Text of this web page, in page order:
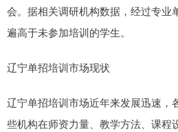
会。据相关调研机构数据，经过专业
遍高于未参加培训的学生。
辽宁单招培训市场现状
辽宁单招培训市场近年来发展迅速，
些机构在师资力量、教学方法、课程